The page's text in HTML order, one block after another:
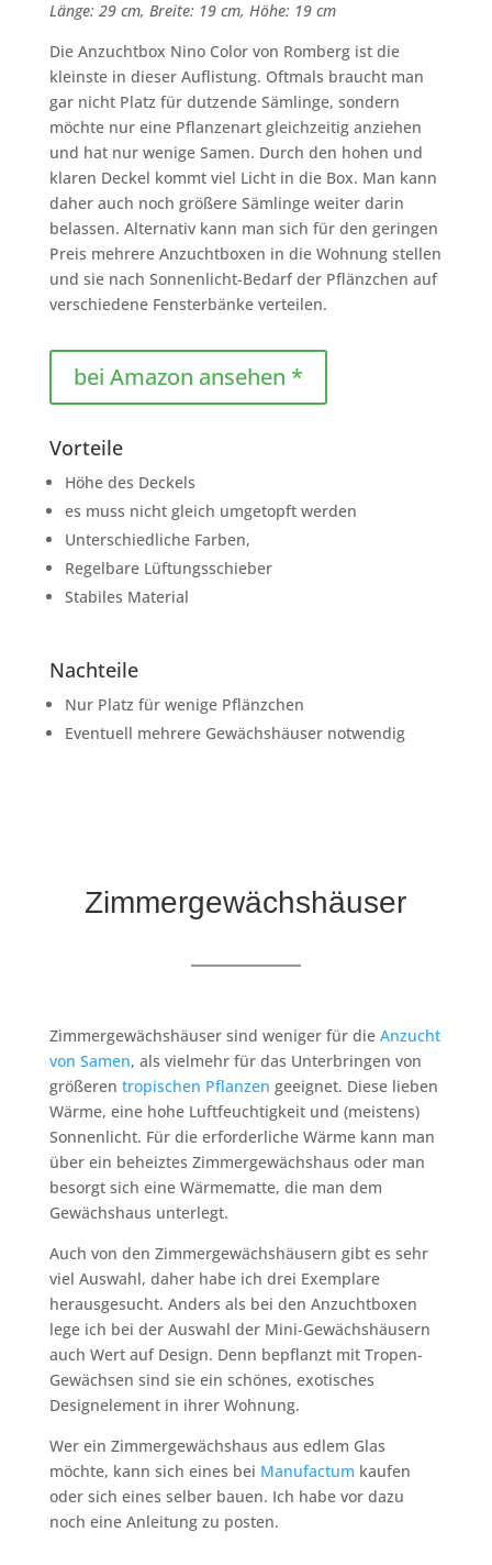
Länge: 29 cm, Breite: 19 cm, Höhe: 19 cm
Die Anzuchtbox Nino Color von Romberg ist die
kleinste in dieser Auflistung. Oftmals braucht man
gar nicht Platz für dutzende Sämlinge, sondern
möchte nur eine Pflanzenart gleichzeitig anziehen
und hat nur wenige Samen. Durch den hohen und
klaren Deckel kommt viel Licht in die Box. Man kann
daher auch noch größere Sämlinge weiter darin
belassen. Alternativ kann man sich für den geringen
Preis mehrere Anzuchtboxen in die Wohnung stellen
und sie nach Sonnenlicht-Bedarf der Pflänzchen auf
verschiedene Fensterbänke verteilen.
bei Amazon ansehen *
Vorteile
Höhe des Deckels
es muss nicht gleich umgetopft werden
Unterschiedliche Farben,
Regelbare Lüftungsschieber
Stabiles Material
Nachteile
Nur Platz für wenige Pflänzchen
Eventuell mehrere Gewächshäuser notwendig
Zimmergewächshäuser
Zimmergewächshäuser sind weniger für die Anzucht
von Samen, als vielmehr für das Unterbringen von
größeren tropischen Pflanzen geeignet. Diese lieben
Wärme, eine hohe Luftfeuchtigkeit und (meistens)
Sonnenlicht. Für die erforderliche Wärme kann man
über ein beheiztes Zimmergewächshaus oder man
besorgt sich eine Wärmematte, die man dem
Gewächshaus unterlegt.
Auch von den Zimmergewächshäusern gibt es sehr
viel Auswahl, daher habe ich drei Exemplare
herausgesucht. Anders als bei den Anzuchtboxen
lege ich bei der Auswahl der Mini-Gewächshäusern
auch Wert auf Design. Denn bepflanzt mit Tropen-
Gewächsen sind sie ein schönes, exotisches
Designelement in ihrer Wohnung.
Wer ein Zimmergewächshaus aus edlem Glas
möchte, kann sich eines bei Manufactum kaufen
oder sich eines selber bauen. Ich habe vor dazu
noch eine Anleitung zu posten.